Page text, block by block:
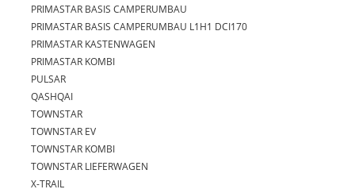
PRIMASTAR BASIS CAMPERUMBAU
PRIMASTAR BASIS CAMPERUMBAU L1H1 DCI170
PRIMASTAR KASTENWAGEN
PRIMASTAR KOMBI
PULSAR
QASHQAI
TOWNSTAR
TOWNSTAR EV
TOWNSTAR KOMBI
TOWNSTAR LIEFERWAGEN
X-TRAIL